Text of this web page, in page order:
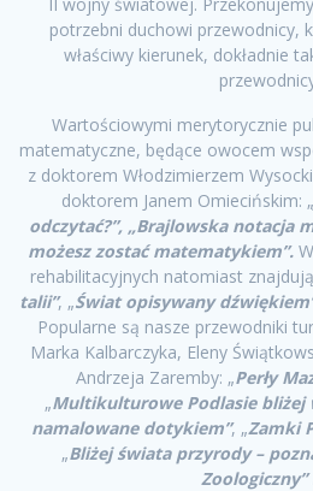
potrzebni duchowi przewodnicy,
właściwy kierunek, dokładnie
Wartościowymi merytorycznie
matematyczne, będące owocem
z doktorem Włodzimierzem
doktorem Janem Omiecińskim: „
odczytać?”, „Brajlowska notacja
możesz zostać matematykiem”.
rehabilitacyjnych natomiast
talii”, „Świat opisywany
Popularne są nasze przewodniki
Marka Kalbarczyka, Eleny
Andrzeja Zaremby: „Perły
„Multikulturowe Podlasie bliżej
namalowane dotykiem”, „Zamki
„Bliżej świata przyrody –